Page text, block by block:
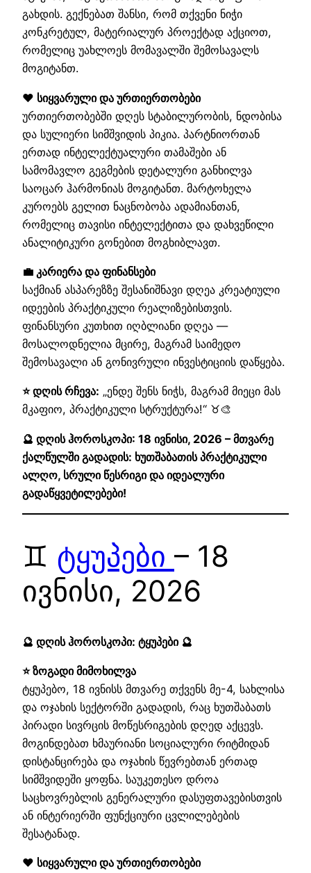
გახდის. გექნებათ შანსი, რომ თქვენი ნიჭი
კონკრეტულ, მატერიალურ პროექტად აქციოთ,
რომელიც უახლოეს მომავალში შემოსავალს
მოგიტანთ.
❤️ სიყვარული და ურთიერთობები
ურთიერთობებში დღეს სტაბილურობის, ნდობისა
და სულიერი სიმშვიდის პიკია. პარტნიორთან
ერთად ინტელექტუალური თამაშები ან
სამომავლო გეგმების დეტალური განხილვა
საოცარ ჰარმონიას მოგიტანთ. მარტოხელა
კუროებს გელით ნაცნობობა ადამიანთან,
რომელიც თავისი ინტელექტითა და დახვეწილი
ანალიტიკური გონებით მოგხიბლავთ.
💼 კარიერა და ფინანსები
საქმიან ასპარეზზე შესანიშნავი დღეა კრეატიული
იდეების პრაქტიკული რეალიზებისთვის.
ფინანსური კუთხით იღბლიანი დღეა —
მოსალოდნელია მცირე, მაგრამ საიმედო
შემოსავალი ან გონივრული ინვესტიციის დაწყება.
⭐ დღის რჩევა: „ენდე შენს ნიჭს, მაგრამ მიეცი მას
მკაფიო, პრაქტიკული სტრუქტურა!“ ♉🎨
🔮 დღის ჰოროსკოპი: 18 ივნისი, 2026 – მთვარე
ქალწულში გადადის: ხუთშაბათის პრაქტიკული
ალღო, სრული წესრიგი და იდეალური
გადაწყვეტილებები!
♊ ტყუპები – 18
ივნისი, 2026
🔮 დღის ჰოროსკოპი: ტყუპები 🔮
⭐ ზოგადი მიმოხილვა
ტყუპებო, 18 ივნისს მთვარე თქვენს მე-4, სახლისა
და ოჯახის სექტორში გადადის, რაც ხუთშაბათს
პირადი სივრცის მოწესრიგების დღედ აქცევს.
მოგინდებათ ხმაურიანი სოციალური რიტმიდან
დისტანცირება და ოჯახის წევრებთან ერთად
სიმშვიდეში ყოფნა. საუკეთესო დროა
საცხოვრებლის გენერალური დასუფთავებისთვის
ან ინტერიერში ფუნქციური ცვლილებების
შესატანად.
❤️ სიყვარული და ურთიერთობები